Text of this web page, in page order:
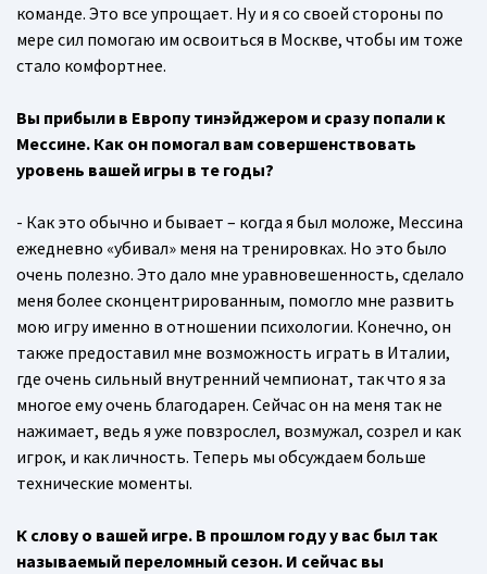
команде. Это все упрощает. Ну и я со своей стороны по
мере сил помогаю им освоиться в Москве, чтобы им тоже
стало комфортнее.
Вы прибыли в Европу тинэйджером и сразу попали к
Мессине. Как он помогал вам совершенствовать
уровень вашей игры в те годы?
- Как это обычно и бывает – когда я был моложе, Мессина
ежедневно «убивал» меня на тренировках. Но это было
очень полезно. Это дало мне уравновешенность, сделало
меня более сконцентрированным, помогло мне развить
мою игру именно в отношении психологии. Конечно, он
также предоставил мне возможность играть в Италии,
где очень сильный внутренний чемпионат, так что я за
многое ему очень благодарен. Сейчас он на меня так не
нажимает, ведь я уже повзрослел, возмужал, созрел и как
игрок, и как личность. Теперь мы обсуждаем больше
технические моменты.
К слову о вашей игре. В прошлом году у вас был так
называемый переломный сезон. И сейчас вы